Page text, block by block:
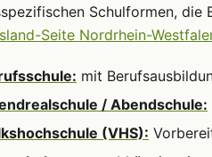
Schulformen, die
Seite Nordrhein-
mit
/ Abendschule:
(VHS):